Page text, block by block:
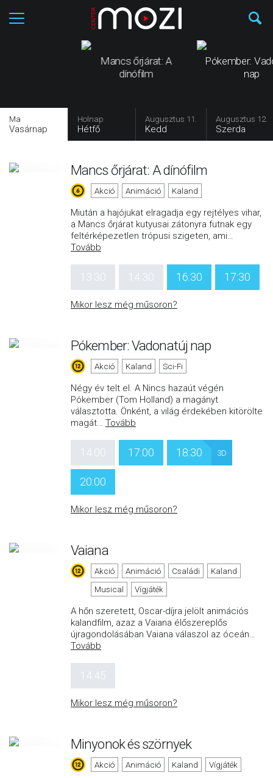
Mancs őrjárat: A
dínófilm
Pókember:
nap
Ma
Vasárnap
Holnap
Hétfő
Augusztus 11.
Kedd
Augusztus 12.
Szerda
Mancs őrjárat: A dínófilm
Akció Animáció Kaland
Miután a hajójukat elragadja egy rejtélyes vihar,
a Mancs őrjárat kutyusai zátonyra futnak egy
feltérképezetlen trópusi szigeten, ami…
Tovább
13:30 14:30 16:30 17:30
Mikor lesz még műsoron?
Pókember: Vadonatúj nap
Akció Kaland Sci-Fi
Négy év telt el. A Nincs hazaút végén
Pókember (Tom Holland) a magányt
választotta. Önként, a világ érdekében kitörölte
magát… Tovább
14:00 17:00 18:30 3D
20:00
Mikor lesz még műsoron?
Vaiana
Akció Animáció Családi
Kaland
Musical
Vígjáték
A hőn szeretett, Oscar-díjra jelölt animációs
kalandfilm, azaz a Vaiana élőszereplős
újragondolásában Vaiana válaszol az óceán…
Tovább
14:45
Mikor lesz még műsoron?
Minyonok és szörnyek
Akció Animáció Kaland Vígjáték